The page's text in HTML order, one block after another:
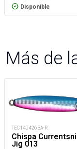
Disponible
Más de
TEC140426BA-R
Chispa
Jig 013